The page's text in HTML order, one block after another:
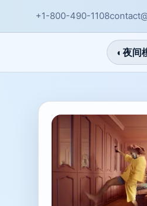
+1-800-490-1108
◐ 夜间